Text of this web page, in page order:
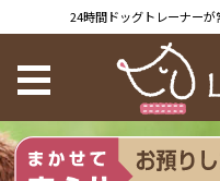
24時間ドッグトレーナー